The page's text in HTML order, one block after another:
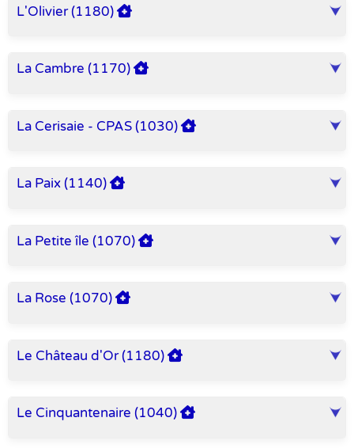
L'Olivier (1180)
La Cambre (1170)
La Cerisaie - CPAS (1030)
La Paix (1140)
La Petite île (1070)
La Rose (1070)
Le Château d'Or (1180)
Le Cinquantenaire (1040)